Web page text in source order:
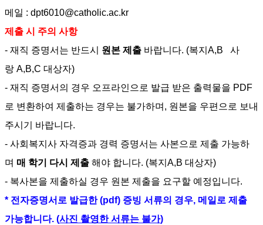
메일 : dpt6010@catholic.ac.kr
제출 시 주의 사항
- 재직 증명서는 반드시 원본 제출 바랍니다. (복지 A,B 사
랑 A,B,C 대상자)
- 재직 증명서의 경우 오프라인으로 발급 받은 출력물을 PDF
로 변환하여 제출하는 경우는 불가하며, 원본을 우편으로 보내
주시기 바랍니다.
- 사회복지사 자격증과 경력 증명서는 사본으로 제출 가능하
며 매 학기 다시 제출 해야 합니다. (복지A,B 대상자)
- 복사본을 제출하실 경우 원본 제출을 요구할 예정입니다.
* 전자증명서로 발급한 (pdf) 증빙 서류의 경우, 메일로 제출
가능합니다. (사진 촬영한 서류는 불가)